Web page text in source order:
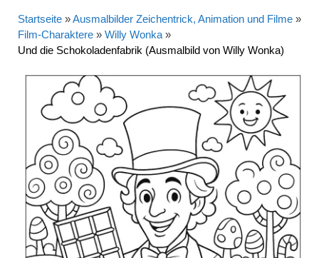
Startseite »Ausmalbilder Zeichentrick, Animation und Filme »
Film-Charaktere » Willy Wonka »
Und die Schokoladenfabrik (Ausmalbild von Willy Wonka)